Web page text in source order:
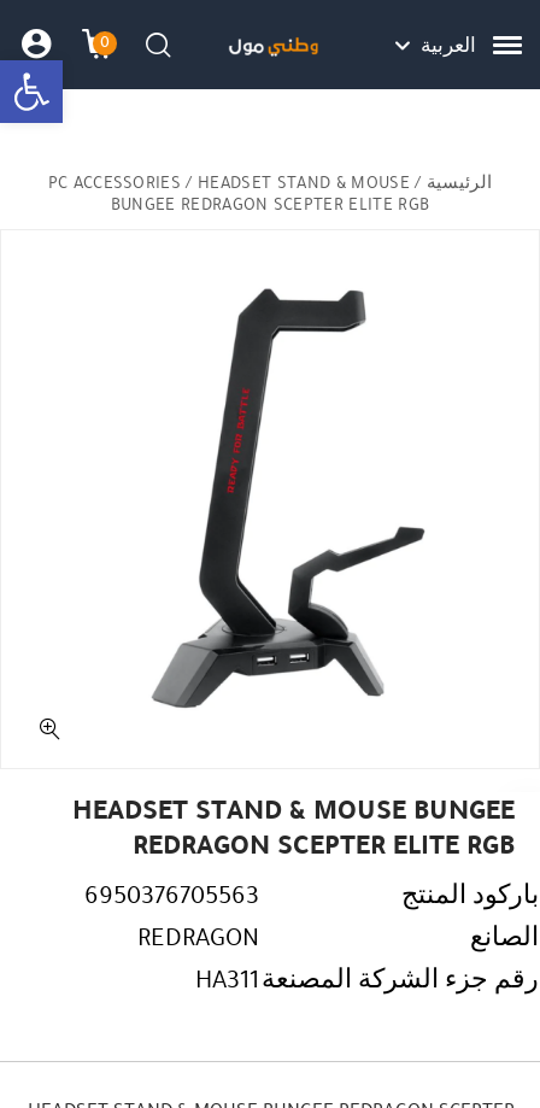
هل نزلت التطبيق ليصلك كل جديد ؟
العربية 0
עגלתחיפוש
الرئيسية /
PC ACCESSORIES/ HEADSET STAND & MOUSE
BUNGEE REDRAGON SCEPTER ELITE RGB
HEADSET STAND & MOUSE BUNGEE
REDRAGON SCEPTER ELITE RGB
باركود المنتج
6950376705563
الصانع
REDRAGON
رقم جزء الشركة المصنعةHA311